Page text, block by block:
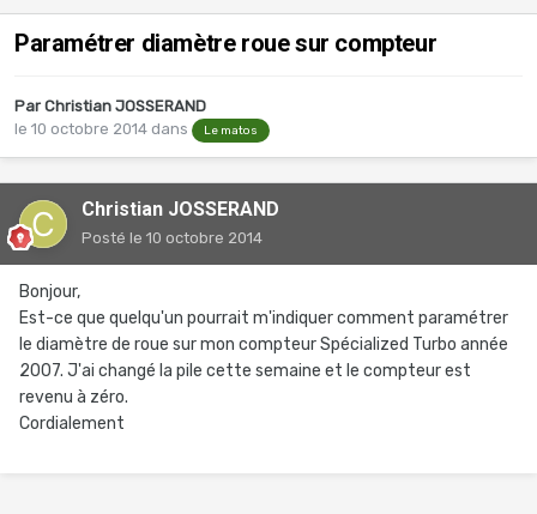
Paramétrer diamètre roue sur compteur
Par Christian JOSSERAND
le 10 octobre 2014 dans Le matos
Christian JOSSERAND
Posté le 10 octobre 2014
Bonjour,
Est-ce que quelqu'un pourrait m'indiquer comment paramétrer
le diamètre de roue sur mon compteur Spécialized Turbo année
2007. J'ai changé la pile cette semaine et le compteur est
revenu à zéro.
Cordialement